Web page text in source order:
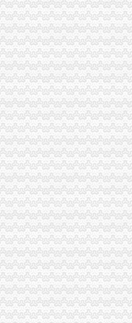
永新开楼盘信息,西永新房
-重庆赶集网
–西永58同城企业名录
房_重庆楼盘网
重庆西永房屋出租价格】-
通,西永火车站图片-马蜂窝